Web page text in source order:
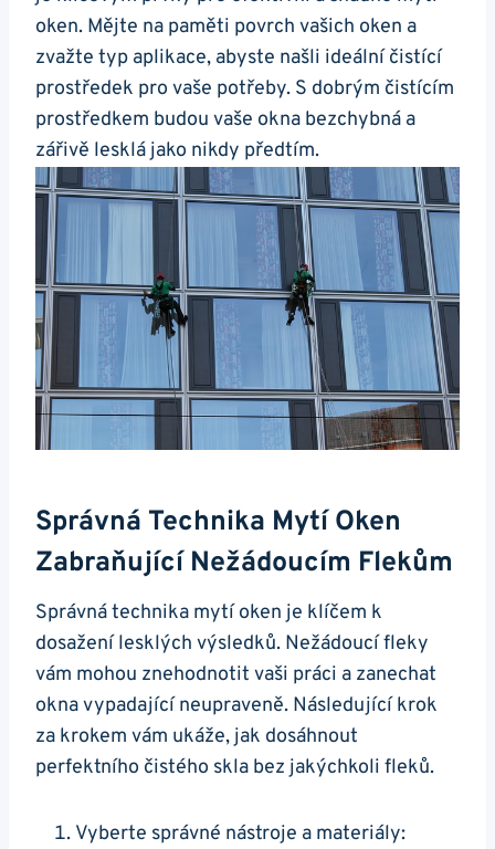
oken. Mějte na paměti povrch vašich oken a
zvažte typ aplikace, abyste našli ideální čistící
prostředek pro vaše potřeby. S dobrým čistícím
prostředkem budou vaše okna bezchybná a
zářivě lesklá jako nikdy předtím.
Správná Technika Mytí Oken
Zabraňující Nežádoucím Flekům
Správná technika mytí oken je klíčem k
dosažení lesklých výsledků. Nežádoucí fleky
vám mohou znehodnotit vaši práci a zanechat
okna vypadající neupraveně. Následující krok
za krokem vám ukáže, jak dosáhnout
perfektního čistého skla bez jakýchkoli fleků.
Vyberte správné nástroje a materiály: